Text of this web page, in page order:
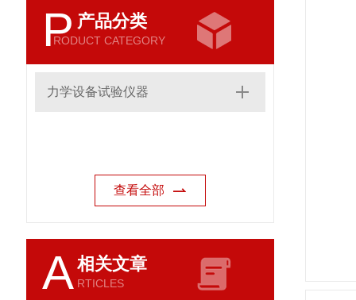
P 产品分类
RODUCT CATEGORY
力学设备试验仪器
查看全部
A相关文章
RTICLES